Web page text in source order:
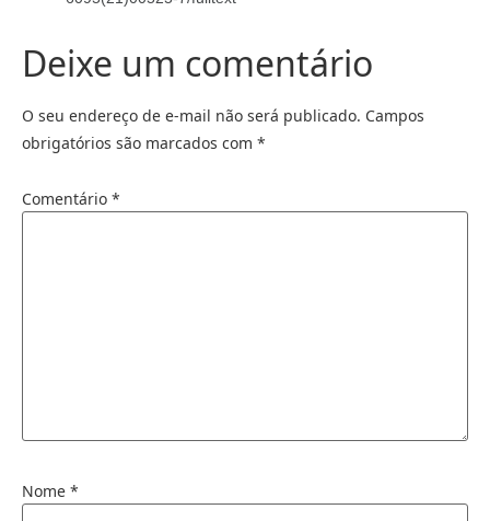
Deixe um comentário
O seu endereço de e-mail não será publicado. Campos
obrigatórios são marcados com *
Comentário *
Nome *